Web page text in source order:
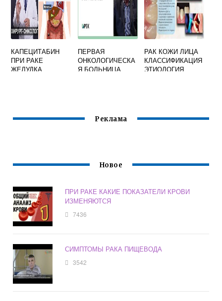
КАПЕЦИТАБИН
ПРИ РАКЕ
ЖЕЛУДКА
ПЕРВАЯ
ОНКОЛОГИЧЕСКА
Я БОЛЬНИЦА
РАК КОЖИ ЛИЦА
КЛАССИФИКАЦИЯ
ЭТИОЛОГИЯ
Реклама
Новое
ПРИ РАКЕ КАКИЕ ПОКАЗАТЕЛИ КРОВИ
ИЗМЕНЯЮТСЯ
7436
СИМПТОМЫ РАКА ПИЩЕВОДА
3542